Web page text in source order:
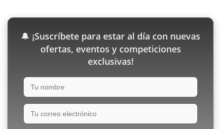
🔔 ¡Suscríbete para estar al día con nuevas
ofertas, eventos y competiciones
exclusivas!